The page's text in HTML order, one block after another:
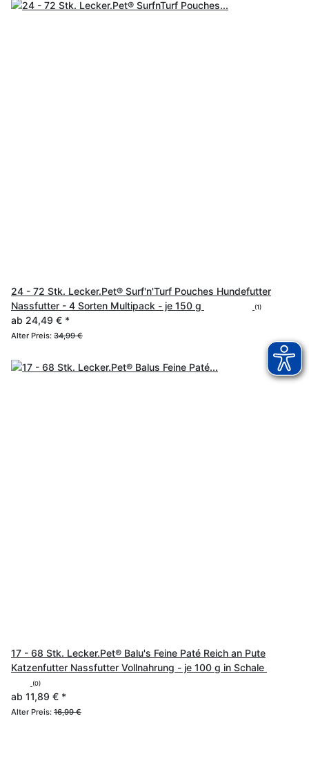
24 - 72 Stk. Lecker.Pet® Surf'n'Turf Pouches Hundefutter
Nassfutter - 4 Sorten Multipack - je 150 g
(1)
ab 24,49 € *
Alter Preis: 34,99 €
17 - 68 Stk. Lecker.Pet® Balu's Feine Paté Reich an Pute
Katzenfutter Nassfutter Vollnahrung - je 100 g in Schale
(0)
ab 11,89 € *
Alter Preis: 16,99 €